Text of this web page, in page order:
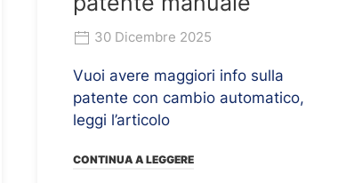
30 Dicembre 2025
Vuoi avere maggiori info sulla
patente con cambio automatico,
leggi l’articolo
CONTINUA A LEGGERE